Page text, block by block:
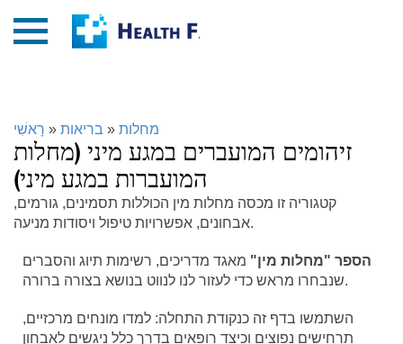
רָאשִׁי » בריאות » מחלות
זיהומים המועברים במגע מיני (מחלות
המועברות במגע מיני)
קטגוריה זו מכסה מחלות מין הכוללות תסמינים, גורמים,
אבחונים, אפשרויות טיפול ויסודות מניעה.
הספר "מחלות מין" מאגד מדריכים, רשימות תיוג והסברים
שנבחרו מראש כדי לעזור לנו לנווט בנושא בצורה ברורה.
השתמשו בדף זה כנקודת התחלה: למדו מונחים מרכזיים,
תרחישים נפוצים וכיצד רופאים בדרך כלל ניגשים לאבחון